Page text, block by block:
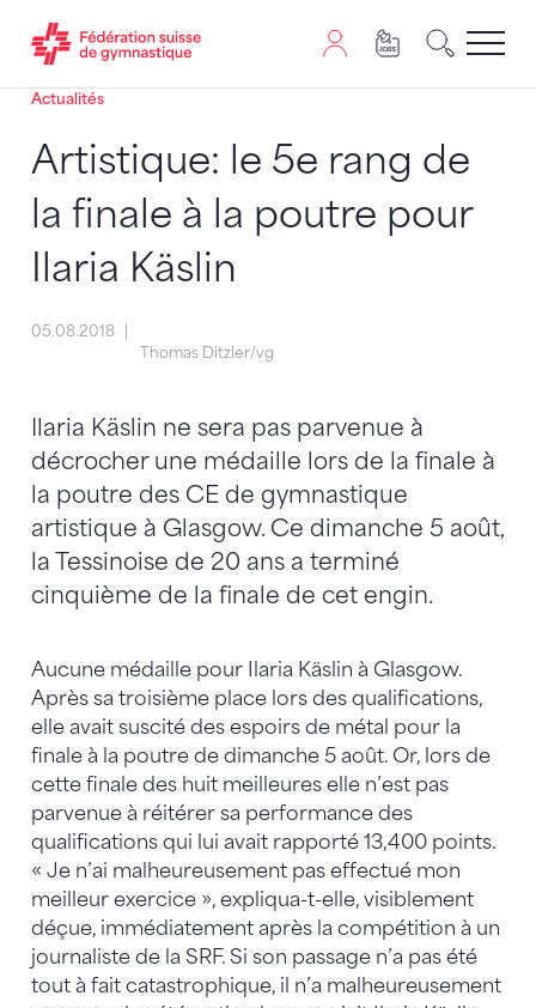
Passer au contenu
Naviguer vers le plan du siten
JavaScript est nécessaire pour naviguer sur ce site.
Actualités
Artistique: le 5e rang de
la finale à la poutre pour
Ilaria Käslin
05.08.2018
Thomas Ditzler/vg
Ilaria Käslin ne sera pas parvenue à
décrocher une médaille lors de la finale à
la poutre des CE de gymnastique
artistique à Glasgow. Ce dimanche 5 août,
la Tessinoise de 20 ans a terminé
cinquième de la finale de cet engin.
Aucune médaille pour Ilaria Käslin à Glasgow.
Après sa troisième place lors des qualifications,
elle avait suscité des espoirs de métal pour la
finale à la poutre de dimanche 5 août. Or, lors de
cette finale des huit meilleures elle n’est pas
parvenue à réitérer sa performance des
qualifications qui lui avait rapporté 13,400 points.
« Je n’ai malheureusement pas effectué mon
meilleur exercice », expliqua-t-elle, visiblement
déçue, immédiatement après la compétition à un
journaliste de la SRF. Si son passage n’a pas été
tout à fait catastrophique, il n’a malheureusement